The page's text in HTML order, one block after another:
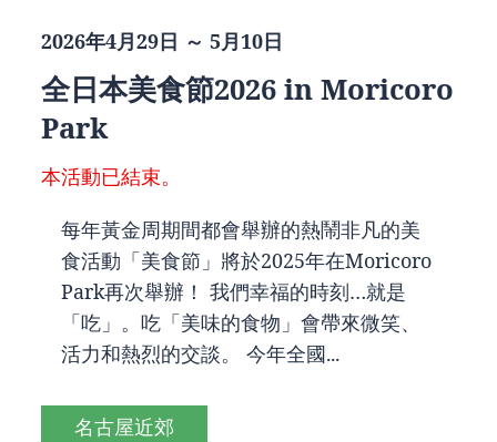
2026年4月29日 ～ 5月10日
全日本美食節2026 in Moricoro
Park
本活動已結束。
每年黃金周期間都會舉辦的熱鬧非凡的美
食活動「美食節」將於2025年在Moricoro
Park再次舉辦！ 我們幸福的時刻…就是
「吃」。吃「美味的食物」會帶來微笑、
活力和熱烈的交談。 今年全國...
名古屋近郊